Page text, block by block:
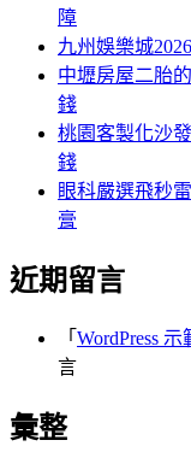
障
九州娛樂城
中壢房屋二胎
錢
桃園客製化沙
錢
眼科嚴選飛秒
膏
近期留言
「 WordPress
言
彙整